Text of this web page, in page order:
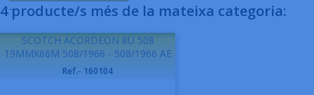
-
4 producte/s més de la mateixa categoria:
SCOTCH ACORDEON 8U 508
19MMX66M 508/1966 - 508/1966 AE
Ref.- 160104